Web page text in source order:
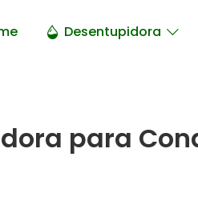
Desentupidora
para